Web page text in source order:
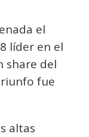
el
líder en el
share del
fue
altas